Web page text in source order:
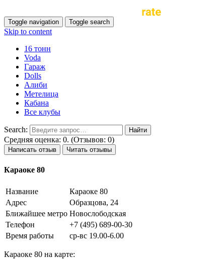
Toggle navigation Toggle search
Skip to content
16 тонн
Voda
Гараж
Dolls
Алиби
Метелица
Кабана
Все клубы
Search:
Средняя оценка: 0. (Отзывов: 0)
Написать отзыв Читать отзывы
Караоке 80
Название
Караоке 80
Адрес
Образцова, 24
Ближайшее метро Новослободская
Телефон
+7 (495) 689-00-30
Время работы
ср-вс 19.00-6.00
Караоке 80 на карте: